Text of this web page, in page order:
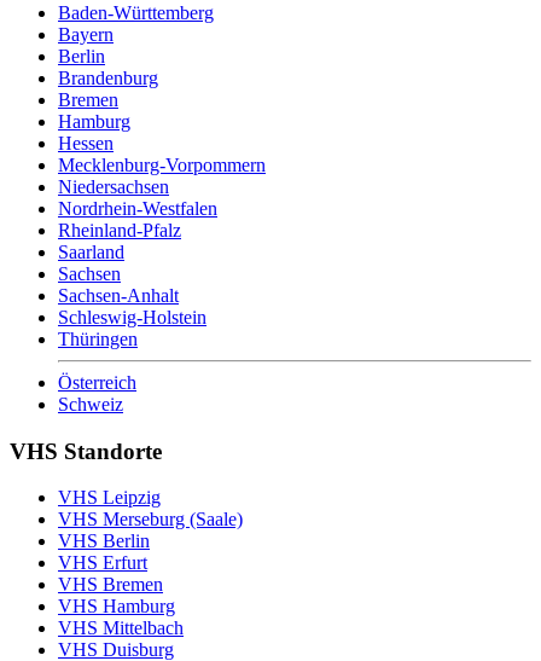
Baden-Württemberg
Bayern
Berlin
Brandenburg
Bremen
Hamburg
Hessen
Mecklenburg-Vorpommern
Niedersachsen
Nordrhein-Westfalen
Rheinland-Pfalz
Saarland
Sachsen
Sachsen-Anhalt
Schleswig-Holstein
Thüringen
Österreich
Schweiz
VHS Standorte
VHS Leipzig
VHS Merseburg (Saale)
VHS Berlin
VHS Erfurt
VHS Bremen
VHS Hamburg
VHS Mittelbach
VHS Duisburg